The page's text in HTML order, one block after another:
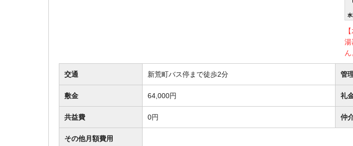
湯
交通 新荒町バス停まで徒歩2分 管
敷金 64,000円 礼
共益費 0円 仲
その他月額費用